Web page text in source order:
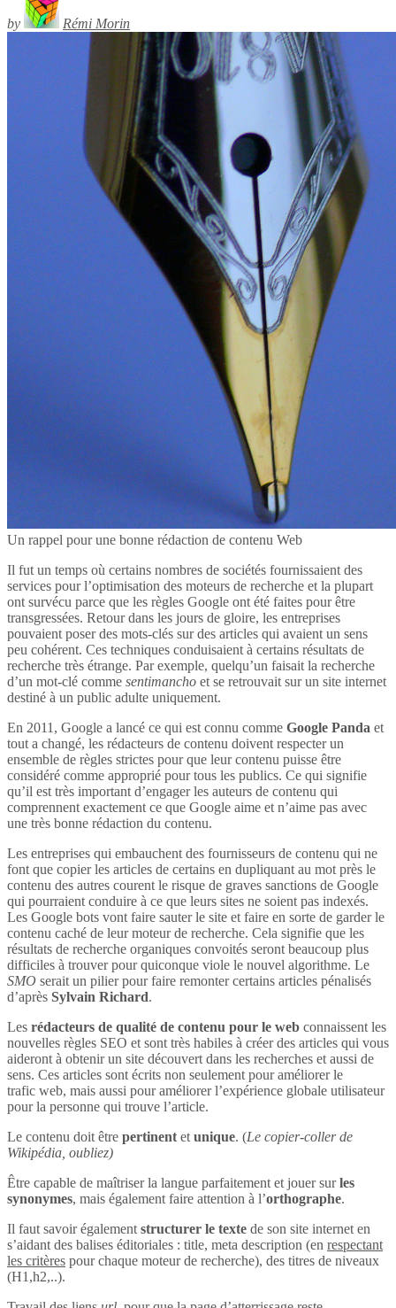
by Rémi Morin
Un rappel pour une bonne rédaction de contenu Web
Il fut un temps où certains nombres de sociétés fournissaient des
services pour l’optimisation des moteurs de recherche et la plupart
ont survécu parce que les règles Google ont été faites pour être
transgressées. Retour dans les jours de gloire, les entreprises
pouvaient poser des mots-clés sur des articles qui avaient un sens
peu cohérent. Ces techniques conduisaient à certains résultats de
recherche très étrange. Par exemple, quelqu’un faisait la recherche
d’un mot-clé comme sentimancho et se retrouvait sur un site internet
destiné à un public adulte uniquement.
En 2011, Google a lancé ce qui est connu comme Google Panda et
tout a changé, les rédacteurs de contenu doivent respecter un
ensemble de règles strictes pour que leur contenu puisse être
considéré comme approprié pour tous les publics. Ce qui signifie
qu’il est très important d’engager les auteurs de contenu qui
comprennent exactement ce que Google aime et n’aime pas avec
une très bonne rédaction du contenu.
Les entreprises qui embauchent des fournisseurs de contenu qui ne
font que copier les articles de certains en dupliquant au mot près le
contenu des autres courent le risque de graves sanctions de Google
qui pourraient conduire à ce que leurs sites ne soient pas indexés.
Les Google bots vont faire sauter le site et faire en sorte de garder le
contenu caché de leur moteur de recherche. Cela signifie que les
résultats de recherche organiques convoités seront beaucoup plus
difficiles à trouver pour quiconque viole le nouvel algorithme. Le
SMO serait un pilier pour faire remonter certains articles pénalisés
d’après Sylvain Richard.
Les rédacteurs de qualité de contenu pour le web connaissent les
nouvelles règles SEO et sont très habiles à créer des articles qui vous
aideront à obtenir un site découvert dans les recherches et aussi de
sens. Ces articles sont écrits non seulement pour améliorer le
trafic web, mais aussi pour améliorer l’expérience globale utilisateur
pour la personne qui trouve l’article.
Le contenu doit être pertinent et unique. (Le copier-coller de
Wikipédia, oubliez)
Être capable de maîtriser la langue parfaitement et jouer surles
synonymes, mais également faire attention à l’orthographe.
Il faut savoir également structurer le texte de son site internet en
s’aidant des balises éditoriales : title, meta description (en respectant
les critères pour chaque moteur de recherche), des titres de niveaux
(H1,h2,..).